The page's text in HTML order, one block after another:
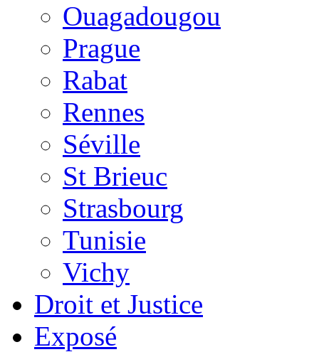
Ouagadougou
Prague
Rabat
Rennes
Séville
St Brieuc
Strasbourg
Tunisie
Vichy
Droit et Justice
Exposé